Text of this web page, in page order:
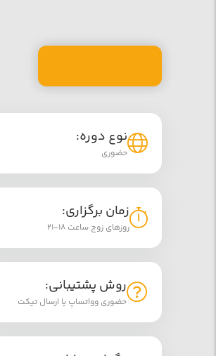
نوع دوره:
حضوری
زمان برگزاری:
روزهای زوج ساعت 18-21
روش پشتیبانی:
حضوری وواتساپ یا ارسال تیکت